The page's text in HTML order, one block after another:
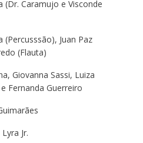
(Dr. Caramujo e Visconde
(Percusssão), Juan Paz
(Flauta)
Giovanna Sassi, Luiza
Fernanda Guerreiro
Jr.